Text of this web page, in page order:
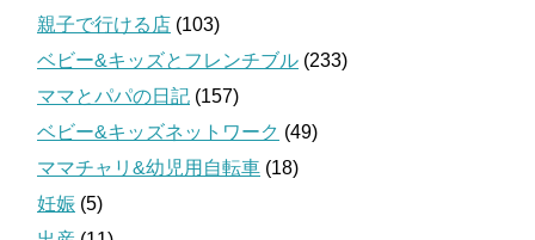
親子で行ける店 (103)
ベビー&キッズとフレンチブル (233)
ママとパパの日記 (157)
ベビー&キッズネットワーク (49)
ママチャリ&幼児用自転車 (18)
妊娠 (5)